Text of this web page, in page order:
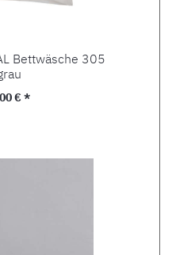
Bettwäsche 305
Preis:
€ *